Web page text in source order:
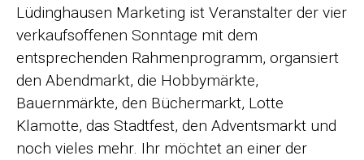
Lüdinghausen Marketing ist Veranstalter der vier
verkaufsoffenen Sonntage mit dem
entsprechenden Rahmenprogramm, organsiert
den Abendmarkt, die Hobbymärkte,
Bauernmärkte, den Büchermarkt, Lotte
Klamotte, das Stadtfest, den Adventsmarkt und
noch vieles mehr. Ihr möchtet an einer der